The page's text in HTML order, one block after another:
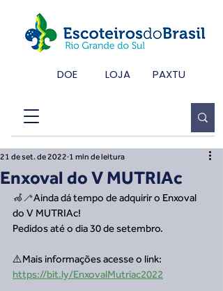
DOE LOJA PAXTU
Enxoval do V MUTRIAc
21 de set. de 2022 1 min de leitura
🦽🦯Ainda dá tempo de adquirir o Enxoval
do V MUTRIAc!
Pedidos até o dia 30 de setembro.
⚠️Mais informações acesse o link:
https://bit.ly/EnxovalMutriac2022